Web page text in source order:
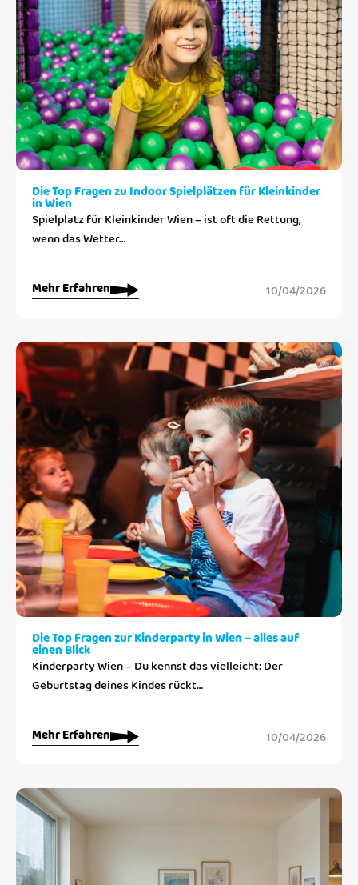
Die Top Fragen zu Indoor Spielplätzen für Kleinkinder
in Wien
Spielplatz für Kleinkinder Wien – ist oft die Rettung,
wenn das Wetter…
Mehr Erfahren 10/04/2026
Die Top Fragen zur Kinderparty in Wien – alles auf
einen Blick
Kinderparty Wien – Du kennst das vielleicht: Der
Geburtstag deines Kindes rückt…
Mehr Erfahren 10/04/2026